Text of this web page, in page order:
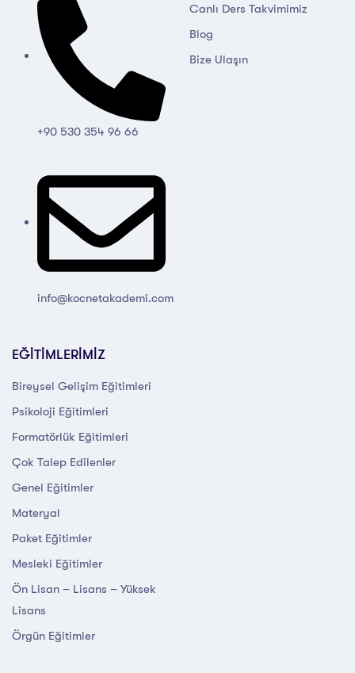
+90 530 354 96 66
info@kocnetakademi.com
Canlı Ders Takvimimiz
Blog
Bize Ulaşın
EĞİTİMLERİMİZ
Bireysel Gelişim Eğitimleri
Psikoloji Eğitimleri
Formatörlük Eğitimleri
Çok Talep Edilenler
Genel Eğitimler
Materyal
Paket Eğitimler
Mesleki Eğitimler
Ön Lisan – Lisans – Yüksek
Lisans
Örgün Eğitimler